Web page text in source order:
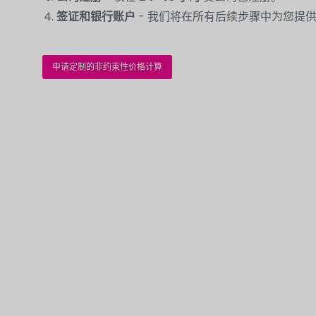
签证和银行账户 - 我们将在所有后续步骤中为您提
申请定制的非约束性价格计算